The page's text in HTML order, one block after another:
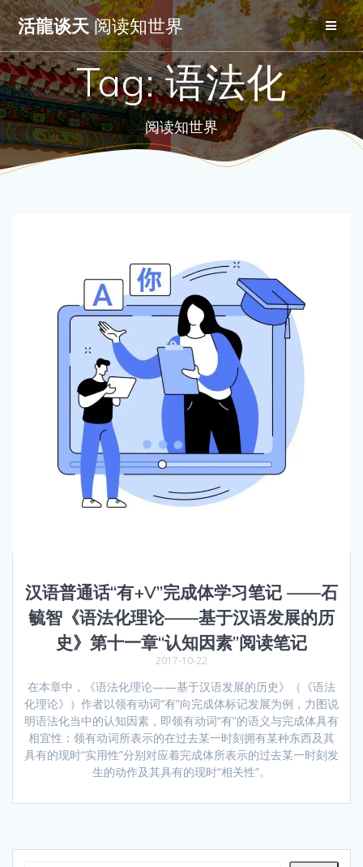
Skip
to
content
活龍谈天阅读知世界
Tag:语法化
阅读知世界
汉语普通话“有+V”完成体学习笔记 ——石
毓智《语法化理论——基于汉语发展的历
史》第十一章“认知因素”阅读笔记
2017-10-22
在本章中，《语法化理论——基于汉语发展的历史》（《语法
化理论》）作者以领有动词“有”向完成体标记发展为例，力图说
明语法化当中的认知因素，即领有动词“有”的语义与完成体具有
相宜性：领有动词所表示的在过去某一时刻拥有某种东西及其
具有的现时“实用性”分别对应着完成体所表示的过去某一时刻发
生的动作及其具有的现时“相关性”。